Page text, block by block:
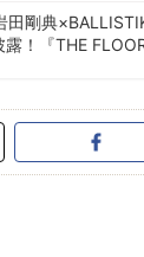
田剛典
露！『THE